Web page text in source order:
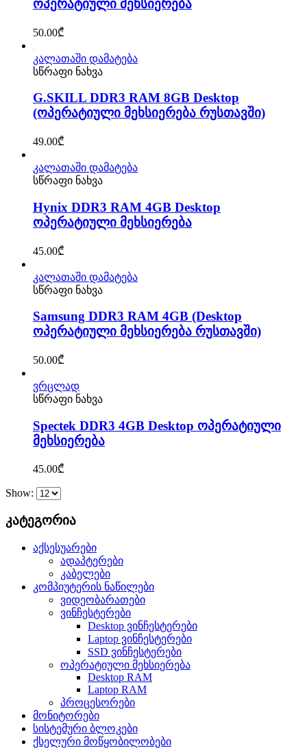
ოპერატიული მეხსიერება
50.00₾
კალათაში დამატება
სწრაფი ნახვა
G.SKILL DDR3 RAM 8GB Desktop
(ოპერატიული მეხსიერება რუსთავში)
49.00₾
კალათაში დამატება
სწრაფი ნახვა
Hynix DDR3 RAM 4GB Desktop
ოპერატიული მეხსიერება
45.00₾
კალათაში დამატება
სწრაფი ნახვა
Samsung DDR3 RAM 4GB (Desktop
ოპერატიული მეხსიერება რუსთავში)
50.00₾
ვრცლად
სწრაფი ნახვა
Spectek DDR3 4GB Desktop ოპერატიული
მეხსიერება
45.00₾
Show:
კატეგორია
აქსესუარები
ადაპტერები
კაბელები
კომპიუტერის ნაწილები
ვიდეობარათები
ვინჩესტერები
Desktop ვინჩესტერები
Laptop ვინჩესტერები
SSD ვინჩესტერები
ოპერატიული მეხსიერება
Desktop RAM
Laptop RAM
პროცესორები
მონიტორები
სისტემური ბლოკები
ქსელური მოწყობილობები